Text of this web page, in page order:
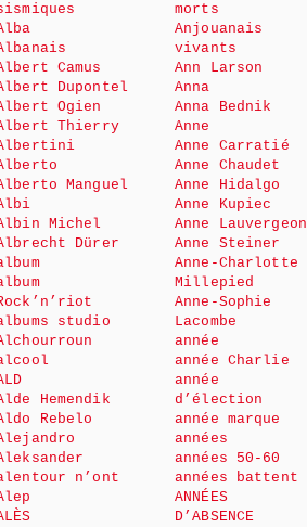
Camus
Dupontel
Ogien
Thierry
Manguel
Michel
Dürer
studio
Hemendik
Rebelo
n’ont
morts
Anjouanais
vivants
Ann Larson
Anna
Anna Bednik
Anne
Anne Carratié
Anne Chaudet
Anne Hidalgo
Anne Kupiec
Anne Lauvergeon
Anne Steiner
Anne-Charlotte
Millepied
Anne-Sophie
Lacombe
année
année Charlie
année
d’élection
année marque
années
années 50-60
années battent
ANNÉES
D’ABSENCE